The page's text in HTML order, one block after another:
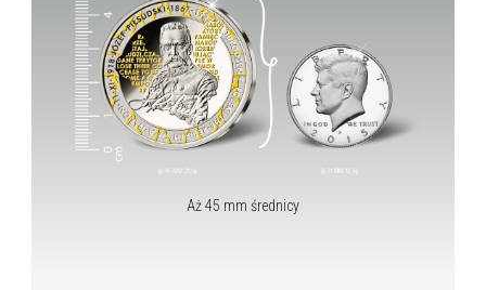
Aż 45 mm średnicy